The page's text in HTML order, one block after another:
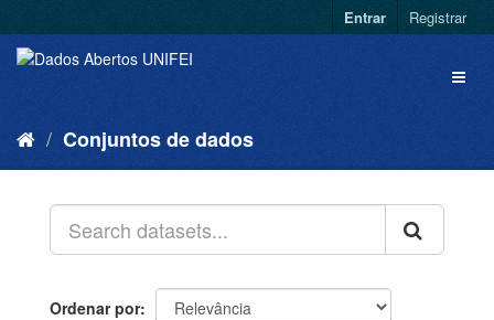
Entrar Registrar
Conjuntos de dados
Ordenar por